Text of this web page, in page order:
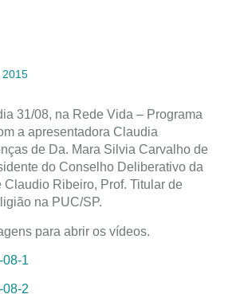
31/08, na Rede Vida – Programa
a apresentadora Claudia
de Da. Mara Silvia Carvalho de
do Conselho Deliberativo da
Claudio Ribeiro, Prof. Titular de
na PUC/SP.
para abrir os vídeos.